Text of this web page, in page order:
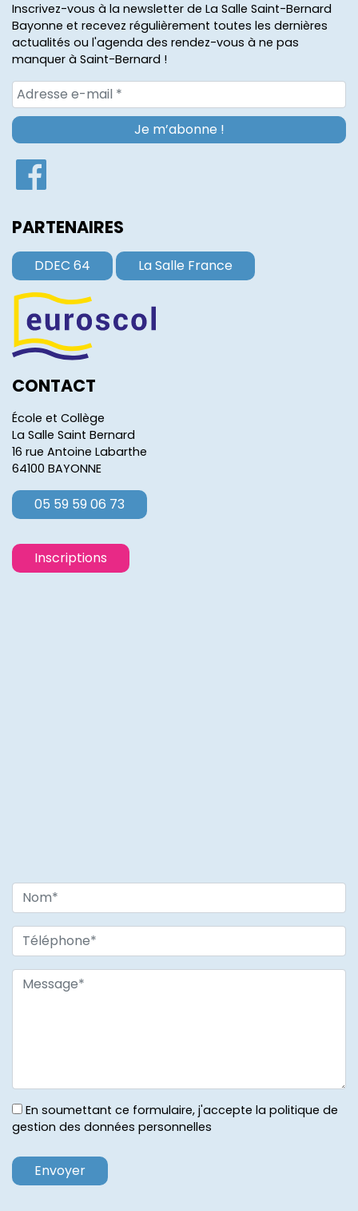
Inscrivez-vous à la newsletter de La Salle Saint-Bernard
Bayonne et recevez régulièrement toutes les dernières
actualités ou l'agenda des rendez-vous à ne pas
manquer à Saint-Bernard !
PARTENAIRES
DDEC 64 La Salle France
CONTACT
École et Collège
La Salle Saint Bernard
16 rue Antoine Labarthe
64100 BAYONNE
05 59 59 06 73
Inscriptions
En soumettant ce formulaire, j'accepte la politique de
gestion des données personnelles